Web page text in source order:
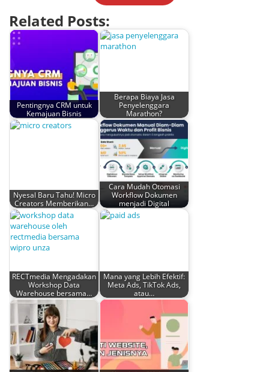
Related Posts:
Pentingnya CRM untuk
Kemajuan Bisnis
Berapa Biaya Jasa
Penyelenggara
Marathon?
Nyesal Baru Tahu! Micro
Creators Memberikan…
Cara Mudah Otomasi
Workflow Dokumen
menjadi Digital
RECTmedia Mengadakan
Workshop Data
Warehouse bersama…
Mana yang Lebih Efektif:
Meta Ads, TikTok Ads,
atau…